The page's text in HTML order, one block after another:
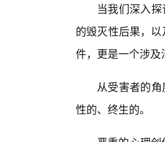
当我们深入
的毁灭性后果，
件，更是一个涉
从受害者的
性的、终生的。